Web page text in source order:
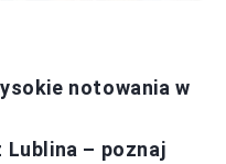
notowania w
Lublina – poznaj